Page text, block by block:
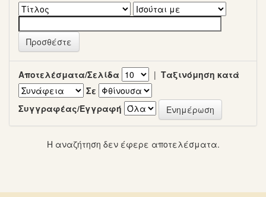
Αποτελέσματα/Σελίδα | Ταξινόμηση κατά
Σε
Συγγραφέας/Εγγραφή
Η αναζήτηση δεν έφερε αποτελέσματα.